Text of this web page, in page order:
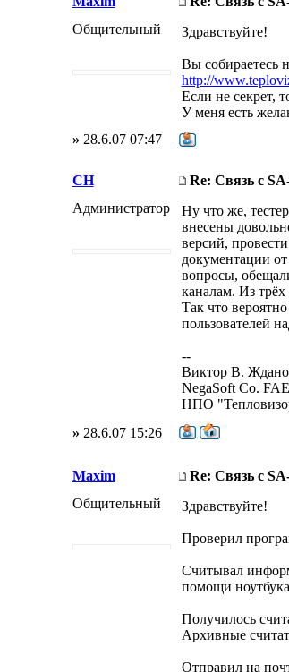
Общительный
Здравствуйте!
Вы собираетесь
http://
Если не секрет,
У меня есть
» 28.6.07 07:47
CH
Re: Связь с
Администратор
Ну что же,
внесены
версий,
документации
вопросы,
каналам. Из
Так что
пользователей
--
Виктор В.
NegaSoft Co. FAE
НПО
» 28.6.07 15:26
Maxim
Re: Связь с
Общительный
Здравствуйте!
Проверил
Считывал
помощи
Получилось
Архивные
Отправил на